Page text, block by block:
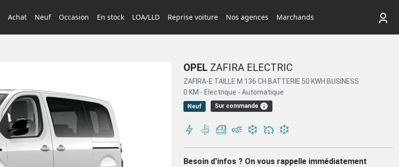
Achat Neuf Occasion En stock LOA/LLD Reprise voiture Nos agences Marchands
OPEL ZAFIRA ELECTRIC
ZAFIRA-E TAILLE M 136 CH BATTERIE 50 KWH BUSINESS
0 KM - Electrique - Automatique
Neuf Sur commande
Besoin d'infos ? On vous rappelle immédiatement